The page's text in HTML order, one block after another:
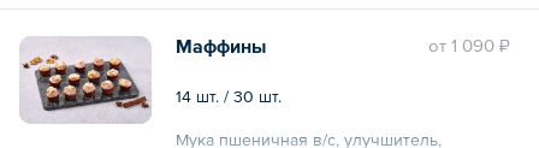
масло растительное.
oт 1 090 ₽
Маффины
14 шт. / 30 шт.
Мука пшеничная в/с, улучшитель,